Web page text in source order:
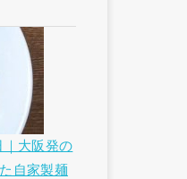
｜大阪発の
自家製麺